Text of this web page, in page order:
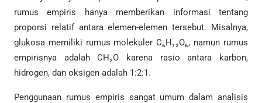
rumus empiris hanya memberikan informasi tentang
proporsi relatif antara elemen-elemen tersebut. Misalnya,
glukosa memiliki rumus molekuler C₆H₁₂O₆, namun rumus
empirisnya adalah CH₂O karena rasio antara karbon,
hidrogen, dan oksigen adalah 1:2:1.
Penggunaan rumus empiris sangat umum dalam analisis